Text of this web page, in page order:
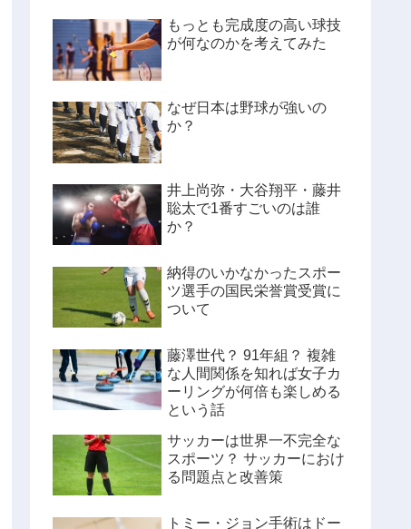
もっとも完成度の高い球技
が何なのかを考えてみた
なぜ日本は野球が強いの
か？
井上尚弥・大谷翔平・藤井
聡太で1番すごいのは誰
か？
納得のいかなかったスポー
ツ選手の国民栄誉賞受賞に
ついて
藤澤世代？ 91年組？ 複雑
な人間関係を知れば女子カ
ーリングが何倍も楽しめる
という話
サッカーは世界一不完全な
スポーツ？ サッカーにおけ
る問題点と改善策
トミー・ジョン手術はドー